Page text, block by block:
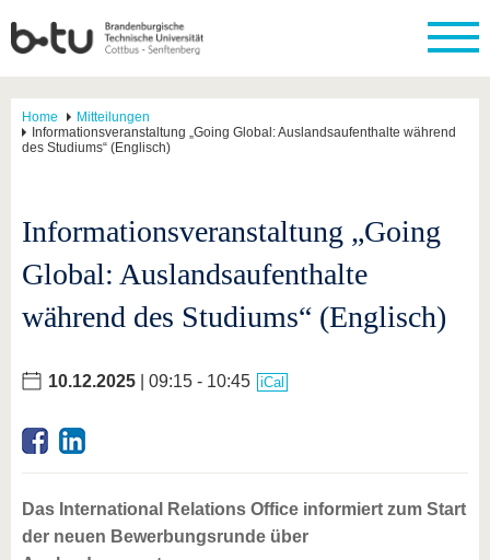
Home
Mitteilungen
Informationsveranstaltung „Going Global: Auslandsaufenthalte während
des Studiums“ (Englisch)
Informationsveranstaltung „Going
Global: Auslandsaufenthalte
während des Studiums“ (Englisch)
10.12.2025 | 09:15 - 10:45 iCal
Das International Relations Office informiert zum Start
der neuen Bewerbungsrunde über